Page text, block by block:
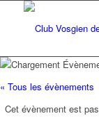
« Tous les évènements
Cet évènement est